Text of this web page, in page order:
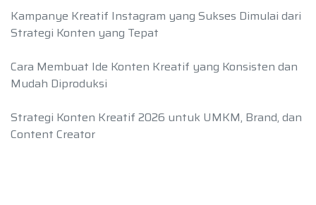
Kampanye Kreatif Instagram yang Sukses Dimulai dari
Strategi Konten yang Tepat
Cara Membuat Ide Konten Kreatif yang Konsisten dan
Mudah Diproduksi
Strategi Konten Kreatif 2026 untuk UMKM, Brand, dan
Content Creator